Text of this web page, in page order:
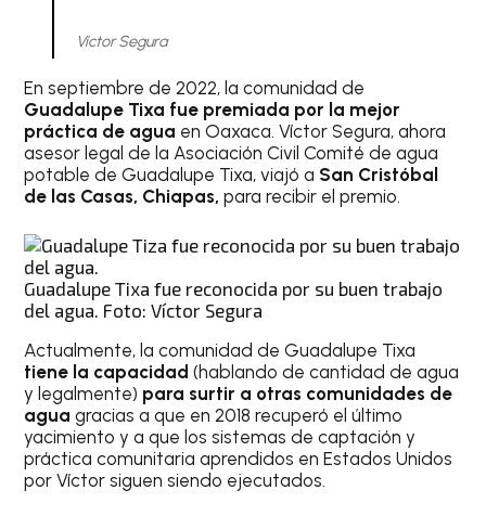
Víctor Segura
En septiembre de 2022, la comunidad de
Guadalupe Tixa fue premiada por la mejor
práctica de agua en Oaxaca. Víctor Segura, ahora
asesor legal de la Asociación Civil Comité de agua
potable de Guadalupe Tixa, viajó a San Cristóbal
de las Casas, Chiapas, para recibir el premio.
Guadalupe Tixa fue reconocida por su buen trabajo
del agua. Foto: Víctor Segura
Actualmente, la comunidad de Guadalupe Tixa
tiene la capacidad (hablando de cantidad de agua
y legalmente) para surtir a otras comunidades de
aguagracias a que en 2018 recuperó el último
yacimiento y a que los sistemas de captación y
práctica comunitaria aprendidos en Estados Unidos
por Víctor siguen siendo ejecutados.